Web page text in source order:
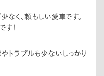
なく、頼もしい愛車です。
す！
トラブルも少ないしっかり